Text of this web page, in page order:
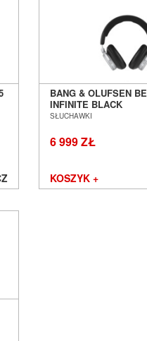
BANG & OLUFSEN
INFINITE BLACK
BEZPRZEWODOWE
SŁUCHAWKI
6 999 ZŁ
KOSZYK +